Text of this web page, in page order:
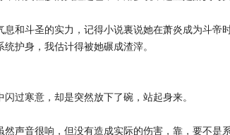
和斗圣的实力，记得小说裏说她在萧炎成为斗帝
护身，我估计得被她碾成渣滓。
过寒意，却是突然放下了碗，站起身来。
声音很响，但没有造成实际的伤害，靠，要不是